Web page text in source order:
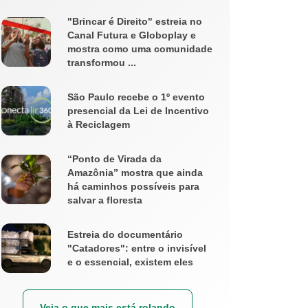
"Brincar é Direito" estreia no
Canal Futura e Globoplay e
mostra como uma comunidade
transformou ...
São Paulo recebe o 1º evento
presencial da Lei de Incentivo
à Reciclagem
“Ponto de Virada da
Amazônia” mostra que ainda
há caminhos possíveis para
salvar a floresta
Estreia do documentário
"Catadores": entre o invisível
e o essencial, existem eles